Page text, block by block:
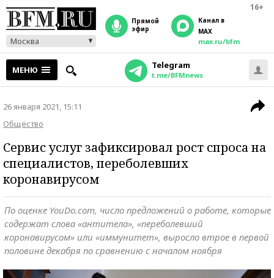
16+
Москва
прямой
эфир
Канал в
MAX
max.ru/bfm
МЕНЮ Telegram
t.me/BFMnews
26 января 2021, 15:11
Общество
Сервис услуг зафиксировал рост спроса на
специалистов, переболевших
коронавирусом
По оценке YouDo.com, число предложений о работе, которые
содержат слова «антитела», «переболевший
коронавирусом» или «иммунитет», выросло втрое в первой
половине декабря по сравнению с началом ноября